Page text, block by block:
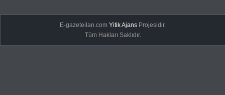
E-gazeteilan.comYitik Ajans Projesidir.
Tüm Hakları Saklıdır.